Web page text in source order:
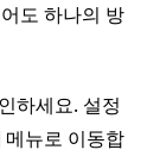
도 하나의 방
하세요. 설정
뉴로 이동합